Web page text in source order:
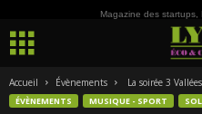
Magazine des startups,
Accueil Évènements La soirée 3
ÉVÈNEMENTS MUSIQUE - SPORT